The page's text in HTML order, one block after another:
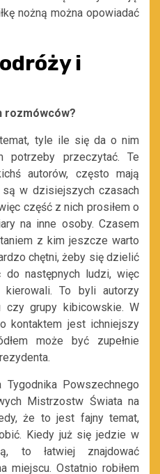
nożną można opowiadać
i
rozmówców?
tyle ile się da o nim
potrzeby przeczytać. Te
autorów, często mają
w dzisiejszych czasach
część z nich prosiłem o
na inne osoby. Czasem
z kim jeszcze warto
chętni, żeby się dzielić
do następnych ludzi, więc
To byli autorzy
czy grupy kibicowskie. W
kontaktem jest ichniejszy
może być zupełnie
Powszechnego
Mistrzostw Świata na
że to jest fajny temat,
Kiedy już się jedzie w
to łatwiej znajdować
miejscu. Ostatnio robiłem